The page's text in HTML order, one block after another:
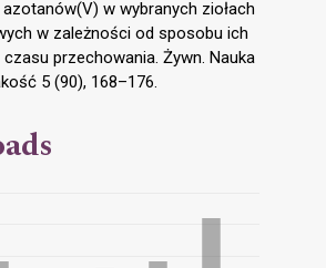
w wybranych ziołach
w zależności od sposobu ich
przechowania. Żywn. Nauka
5 (90), 168–176.